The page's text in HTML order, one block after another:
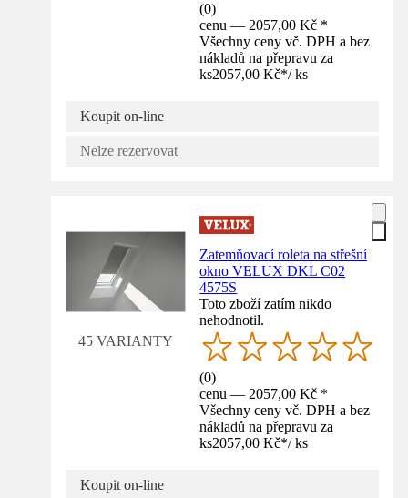
(0)
cenu — 2057,00 Kč *
Všechny ceny vč. DPH a bez
nákladů na přepravu za
ks2057,00 Kč*/ ks
Koupit on-line
Nelze rezervovat
45 VARIANTY
Zatemňovací roleta na střešní
okno VELUX DKL C02
4575S
Toto zboží zatím nikdo
nehodnotil.
(0)
cenu — 2057,00 Kč *
Všechny ceny vč. DPH a bez
nákladů na přepravu za
ks2057,00 Kč*/ ks
Koupit on-line